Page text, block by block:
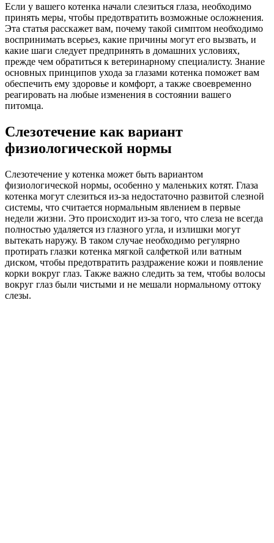
Если у вашего котенка начали слезиться глаза, необходимо
принять меры, чтобы предотвратить возможные осложнения.
Эта статья расскажет вам, почему такой симптом необходимо
воспринимать всерьез, какие причины могут его вызвать, и
какие шаги следует предпринять в домашних условиях,
прежде чем обратиться к ветеринарному специалисту. Знание
основных принципов ухода за глазами котенка поможет вам
обеспечить ему здоровье и комфорт, а также своевременно
реагировать на любые изменения в состоянии вашего
питомца.
Слезотечение как вариант
физиологической нормы
Слезотечение у котенка может быть вариантом
физиологической нормы, особенно у маленьких котят. Глаза
котенка могут слезиться из-за недостаточно развитой слезной
системы, что считается нормальным явлением в первые
недели жизни. Это происходит из-за того, что слеза не всегда
полностью удаляется из глазного угла, и излишки могут
вытекать наружу. В таком случае необходимо регулярно
протирать глазки котенка мягкой салфеткой или ватным
диском, чтобы предотвратить раздражение кожи и появление
корки вокруг глаз. Также важно следить за тем, чтобы волосы
вокруг глаз были чистыми и не мешали нормальному оттоку
слезы.